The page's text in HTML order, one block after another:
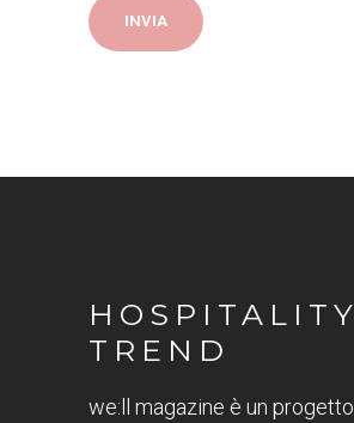
HOSPITALITY
TREND
we:ll magazine è un progetto